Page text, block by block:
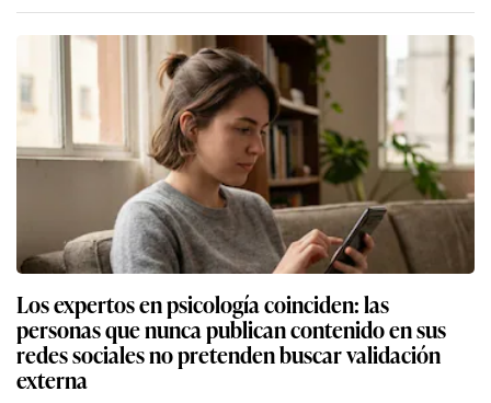
Los expertos en psicología coinciden: las
personas que nunca publican contenido en sus
redes sociales no pretenden buscar validación
externa